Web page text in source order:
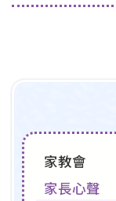
家教會
家長心聲